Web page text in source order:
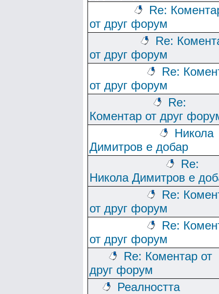
Re:
от друг форум
Re:
от друг форум
Re:
от друг форум
Re:
Коментар от друг
Никола
Димитров е добар
Re:
Никола Димитров е
Re:
от друг форум
Re:
от друг форум
Re: Коментар от
друг форум
Реалността